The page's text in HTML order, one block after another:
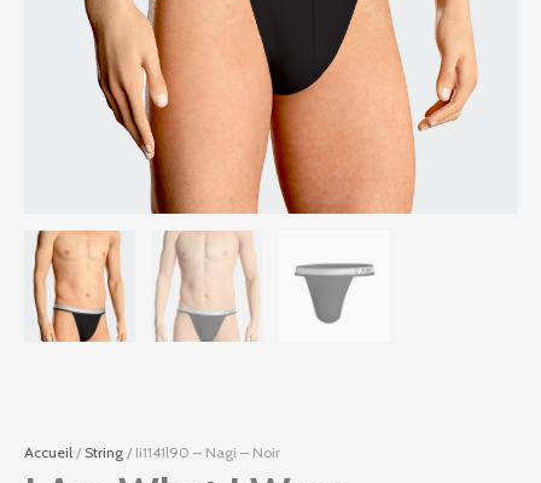
Accueil / String / Ii1141l90 – Nagi – Noir